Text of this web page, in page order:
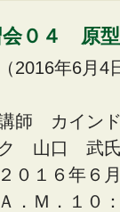
会０４ 原
（2016年6月4
師 カイン
ク 山口 武
２０１６年
Ａ．Ｍ．１